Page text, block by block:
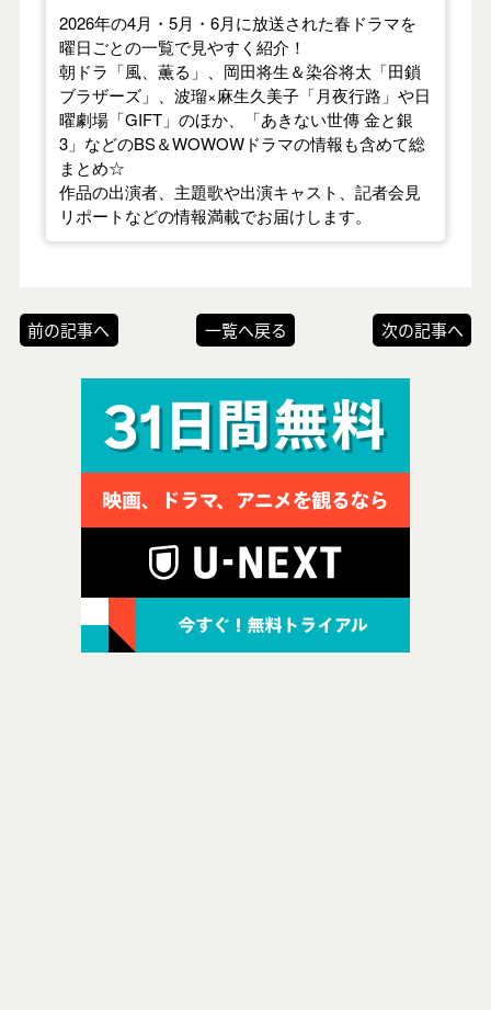
2026年の4月・5月・6月に放送された春ドラマを
曜日ごとの一覧で見やすく紹介！
朝ドラ「風、薫る」、岡田将生＆染谷将太「田鎖
ブラザーズ」、波瑠×麻生久美子「月夜行路」や日
曜劇場「GIFT」のほか、「あきない世傳 金と銀
3」などのBS＆WOWOWドラマの情報も含めて総
まとめ☆
作品の出演者、主題歌や出演キャスト、記者会見
リポートなどの情報満載でお届けします。
前の記事へ 一覧へ戻る 次の記事へ